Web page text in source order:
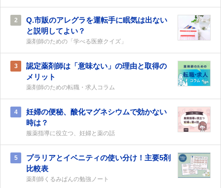
2
Q.市販のアレグラを運転手に眠気は出ない
と説明してよい？
薬剤師のための「学べる医療クイズ」
3
認定薬剤師は「意味ない」の理由と取得の
メリット
薬剤師のための転職・求人コラム
4
妊婦の便秘、酸化マグネシウムで効かない
時は？
服薬指導に役立つ、妊婦と薬の話
5
プラリアとイベニティの使い分け！主要5剤
比較表
薬剤師くるみぱんの勉強ノート